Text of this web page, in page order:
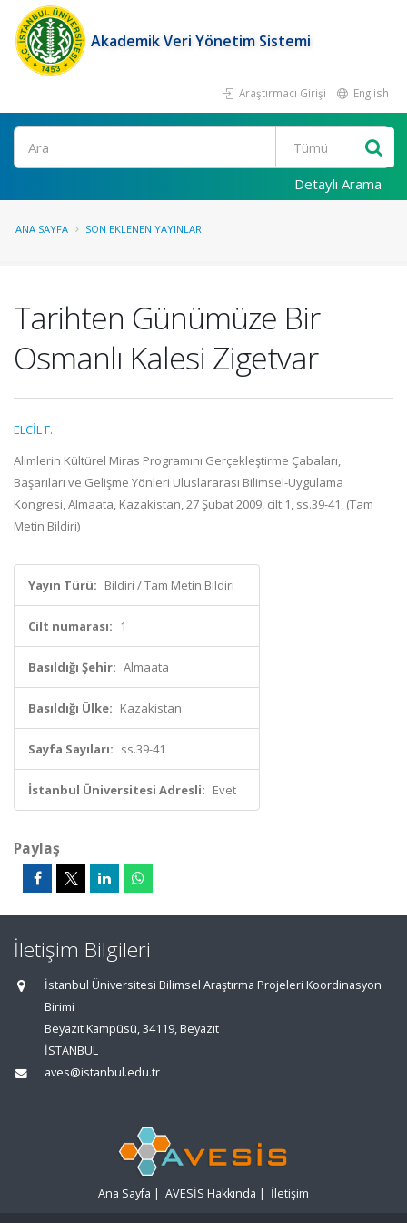
Akademik Veri Yönetim Sistemi
Araştırmacı Girişi English
Ara
Detaylı Arama
ANA SAYFA SON EKLENEN YAYINLAR
Tarihten Günümüze Bir
Osmanlı Kalesi Zigetvar
ELCİL F.
Alimlerin Kültürel Miras Programını Gerçekleştirme Çabaları,
Başarıları ve Gelişme Yönleri Uluslararası Bilimsel-Uygulama
Kongresi, Almaata, Kazakistan, 27 Şubat 2009, cilt.1, ss.39-41, (Tam
Metin Bildiri)
Yayın Türü: Bildiri / Tam Metin Bildiri
Cilt numarası: 1
Basıldığı Şehir: Almaata
Basıldığı Ülke: Kazakistan
Sayfa Sayıları: ss.39-41
İstanbul Üniversitesi Adresli: Evet
Paylaş
İletişim Bilgileri
İstanbul Üniversitesi Bilimsel Araştırma Projeleri Koordinasyon
Birimi
Beyazıt Kampüsü, 34119, Beyazıt
İSTANBUL
aves@istanbul.edu.tr
Ana Sayfa | AVESİS Hakkında | İletişim